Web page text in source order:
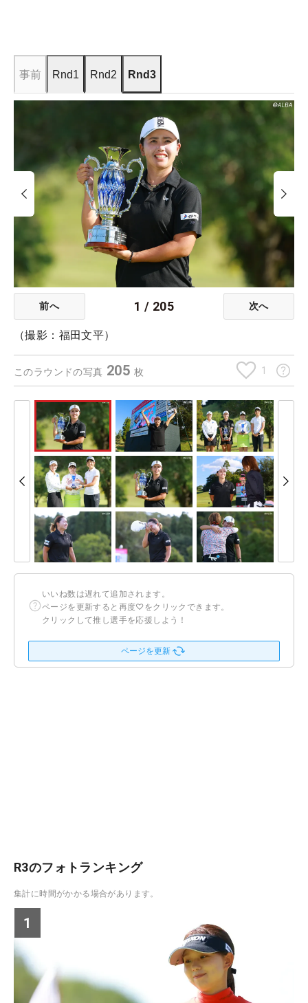
事前 Rnd1 Rnd2 Rnd3
前へ 1 / 205 次へ
（撮影：福田文平）
このラウンドの写真 205 枚 1
いいね数は遅れて追加されます。
ページを更新すると再度♡をクリックできます。
クリックして推し選手を応援しよう！
ページを更新
R3のフォトランキング
集計に時間がかかる場合があります。
1